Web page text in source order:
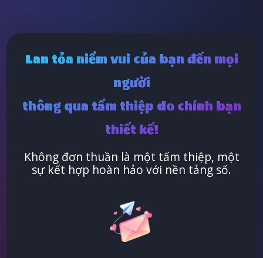
Lan tỏa niềm vui của bạn đến mọi
người
thông qua tấm thiệp do chính bạn
thiết kế!
Không đơn thuần là một tấm thiệp, một
sự kết hợp hoàn hảo với nền tảng số.